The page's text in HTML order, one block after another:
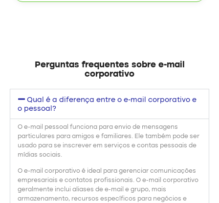
Perguntas frequentes sobre e-mail
corporativo
Qual é a diferença entre o e-mail corporativo e
o pessoal?
O e-mail pessoal funciona para envio de mensagens
particulares para amigos e familiares. Ele também pode ser
usado para se inscrever em serviços e contas pessoais de
mídias sociais.
O e-mail corporativo é ideal para gerenciar comunicações
empresariais e contatos profissionais. O e-mail corporativo
geralmente inclui aliases de e-mail e grupo, mais
armazenamento, recursos específicos para negócios e